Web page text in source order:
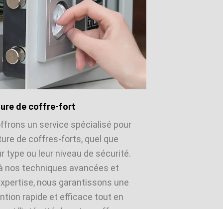
de coffre-fort
un service spécialisé pour
de coffres-forts, quel que
type ou leur niveau de sécurité.
nos techniques avancées et
nous garantissons une
rapide et efficace tout en